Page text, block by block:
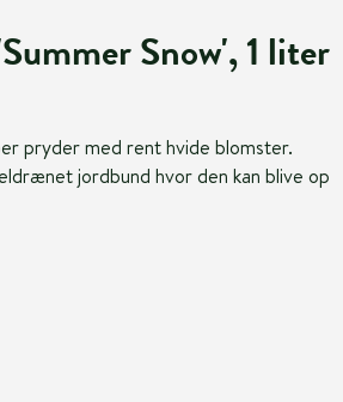
Snow', 1 liter
pryder med rent hvide blomster.
jordbund hvor den kan blive op